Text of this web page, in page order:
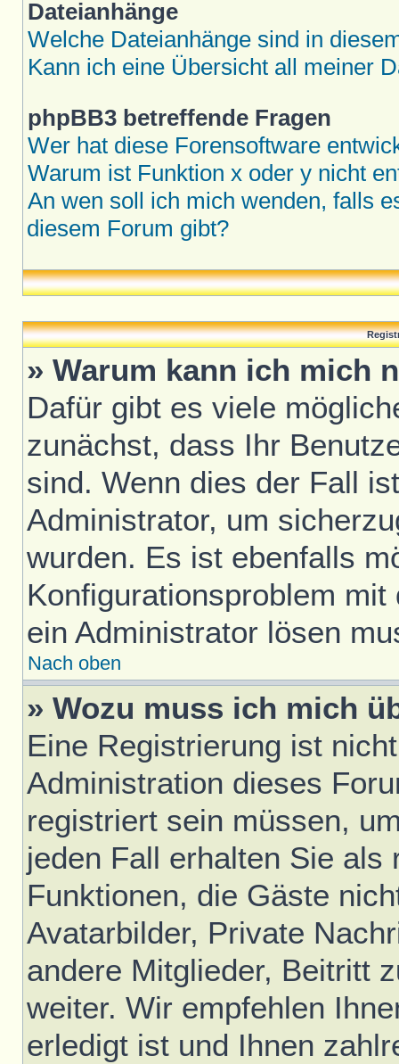
Dateianhänge
Welche Dateianhänge sind in
Kann ich eine Übersicht all meiner
phpBB3 betreffende Fragen
Wer hat diese Forensoftware
Warum ist Funktion x oder y nicht
An wen soll ich mich wenden, falls
diesem Forum gibt?
» Warum kann ich mich
Dafür gibt es viele
zunächst, dass Ihr
sind. Wenn dies der Fall
Administrator, um
wurden. Es ist ebenfalls
Konfigurationsproblem
ein Administrator lösen
Nach oben
» Wozu muss ich mich
Eine Registrierung ist
Administration dieses
registriert sein müssen,
jeden Fall erhalten Sie
Funktionen, die Gäste
Avatarbilder, Private
andere Mitglieder, Beitritt
weiter. Wir empfehlen
erledigt ist und Ihnen